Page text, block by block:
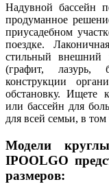
Надувной бассейн
продуманное
приусадебном
поездке.
стильный внешний
(графит, лазурь,
конструкции
обстановку. Ищете
или бассейн для
для всей семьи, в
Модели
IPOOLGO
размеров: